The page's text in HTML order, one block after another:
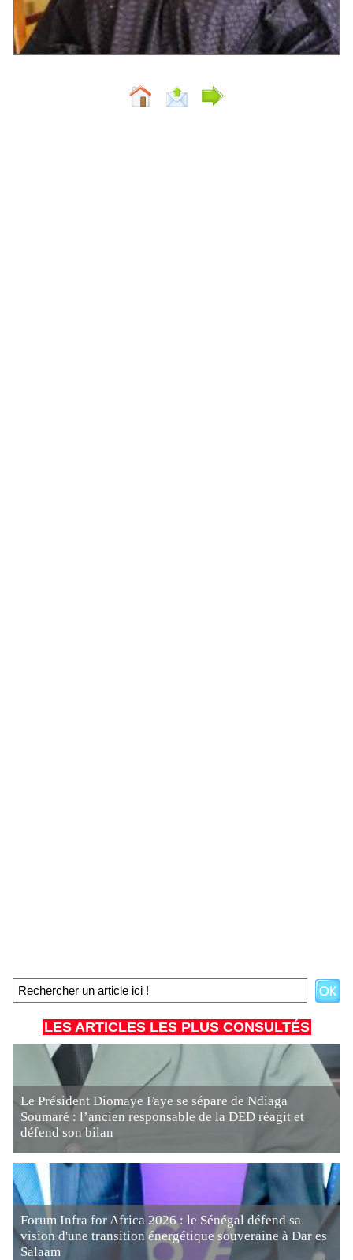
LES ARTICLES LES PLUS CONSULTÉS
Le Président Diomaye Faye se sépare de Ndiaga
Soumaré : l’ancien responsable de la DED réagit et
défend son bilan
Forum Infra for Africa 2026 : le Sénégal défend sa
vision d'une transition énergétique souveraine à Dar es
Salaam